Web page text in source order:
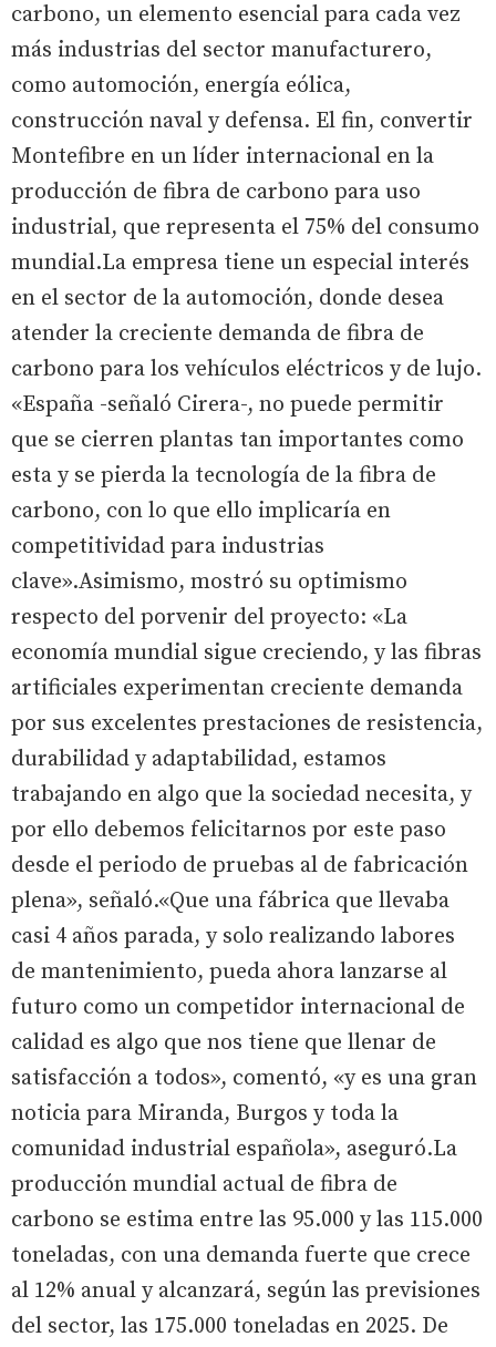
carbono, un elemento esencial para cada vez
más industrias del sector manufacturero,
como automoción, energía eólica,
construcción naval y defensa. El fin, convertir
Montefibre en un líder internacional en la
producción de fibra de carbono para uso
industrial, que representa el 75% del consumo
mundial.La empresa tiene un especial interés
en el sector de la automoción, donde desea
atender la creciente demanda de fibra de
carbono para los vehículos eléctricos y de lujo.
«España -señaló Cirera-, no puede permitir
que se cierren plantas tan importantes como
esta y se pierda la tecnología de la fibra de
carbono, con lo que ello implicaría en
competitividad para industrias
clave».Asimismo, mostró su optimismo
respecto del porvenir del proyecto: «La
economía mundial sigue creciendo, y las fibras
artificiales experimentan creciente demanda
por sus excelentes prestaciones de resistencia,
durabilidad y adaptabilidad, estamos
trabajando en algo que la sociedad necesita, y
por ello debemos felicitarnos por este paso
desde el periodo de pruebas al de fabricación
plena», señaló.«Que una fábrica que llevaba
casi 4 años parada, y solo realizando labores
de mantenimiento, pueda ahora lanzarse al
futuro como un competidor internacional de
calidad es algo que nos tiene que llenar de
satisfacción a todos», comentó, «y es una gran
noticia para Miranda, Burgos y toda la
comunidad industrial española», aseguró.La
producción mundial actual de fibra de
carbono se estima entre las 95.000 y las 115.000
toneladas, con una demanda fuerte que crece
al 12% anual y alcanzará, según las previsiones
del sector, las 175.000 toneladas en 2025. De